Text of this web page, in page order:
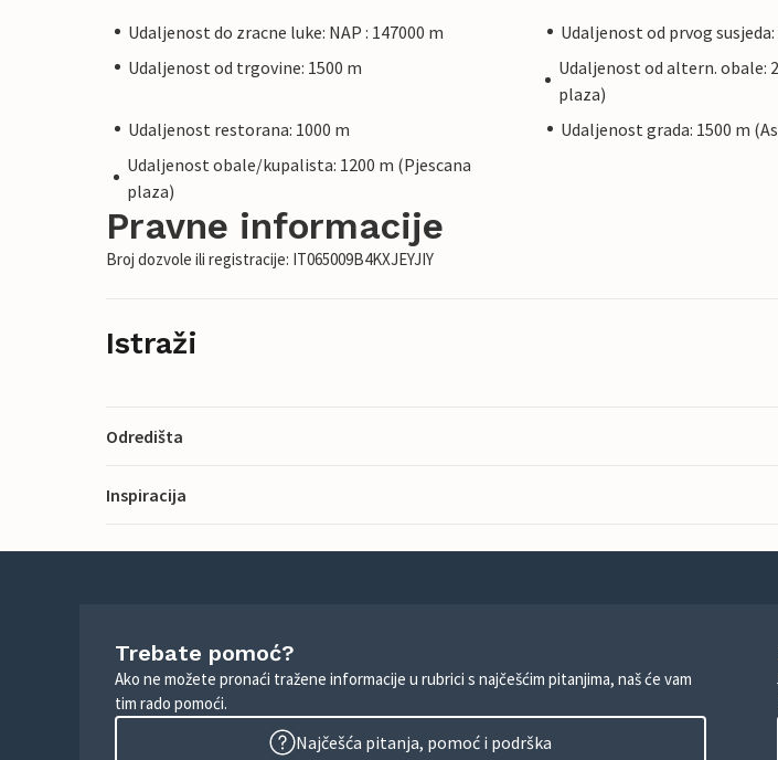
Udaljenost do zracne luke: NAP : 147000 m
Udaljenost od prvog susjeda:
Udaljenost od trgovine: 1500 m
Udaljenost od altern. obale:
plaza)
Udaljenost restorana: 1000 m
Udaljenost grada: 1500 m
Udaljenost obale/kupalista: 1200 m (Pjescana
plaza)
Pravne informacije
Broj dozvole ili registracije: IT065009B4KXJEYJIY
Istraži
Odredišta
Inspiracija
Trebate pomoć?
Ako ne možete pronaći tražene informacije u rubrici s najčešćim pitanjima, naš će vam
tim rado pomoći.
Najčešća pitanja, pomoć i podrška